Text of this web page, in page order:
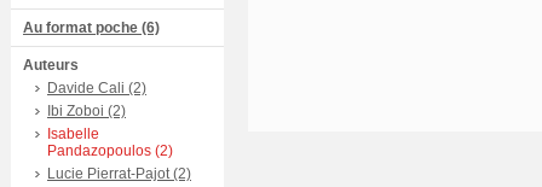
Au format poche (6)
Auteurs
Davide Cali (2)
Ibi Zoboi (2)
Isabelle
Pandazopoulos (2)
Lucie Pierrat-Pajot (2)